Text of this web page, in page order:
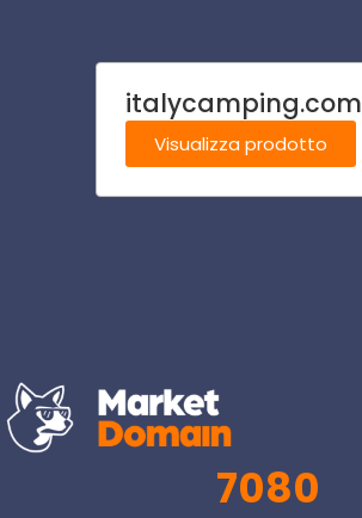
italycamping.com
Visualizza prodotto
7080